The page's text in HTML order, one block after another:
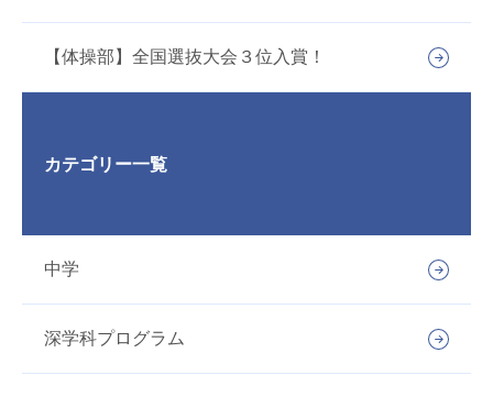
【体操部】全国選抜大会３位入賞！
カテゴリー一覧
中学
深学科プログラム